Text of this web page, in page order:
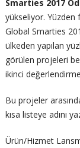
Smarties 2017
yükseliyor. Yüzden
Global Smarties
ülkeden yapılan
görülen projeleri
ikinci
Bu projeler
kısa listeye adını
Ürün/Hizmet